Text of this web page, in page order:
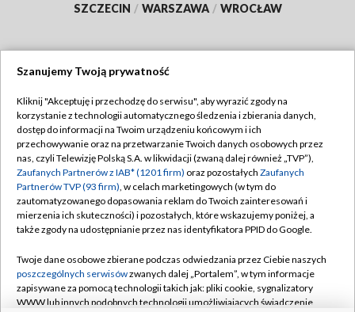
SZCZECIN / WARSZAWA / WROCŁAW
TVP
Abonament TVP
Emisja w TVP
Centrum informacji TVP
Naziemna Telewizja Cyfrowa
Rada Programowa
System NOS
Regulamin TVP
Polityka prywatności
Moje zgody
Pomoc
Kontakt
Szanujemy Twoją prywatność
Kliknij "Akceptuję i przechodzę do serwisu", aby wyrazić zgody na
korzystanie z technologii automatycznego śledzenia i zbierania danych,
dostęp do informacji na Twoim urządzeniu końcowym i ich
przechowywanie oraz na przetwarzanie Twoich danych osobowych przez
nas, czyli Telewizję Polską S.A. w likwidacji (zwaną dalej również „TVP”),
Zaufanych Partnerów z IAB* (1201 firm) oraz pozostałych Zaufanych
Partnerów TVP (93 firm), w celach marketingowych (w tym do
zautomatyzowanego dopasowania reklam do Twoich zainteresowań i
mierzenia ich skuteczności) i pozostałych, które wskazujemy poniżej, a
także zgody na udostępnianie przez nas identyfikatora PPID do Google.
Twoje dane osobowe zbierane podczas odwiedzania przez Ciebie naszych
poszczególnych serwisówzwanych dalej „Portalem”, w tym informacje
zapisywane za pomocą technologii takich jak: pliki cookie, sygnalizatory
WWW lub innych podobnych technologii umożliwiających świadczenie